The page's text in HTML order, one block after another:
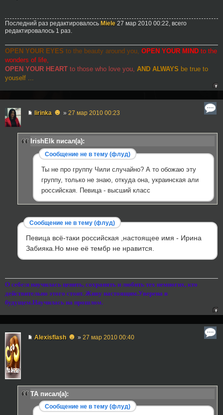
Последний раз редактировалось Miele 27 мар 2010 00:22, всего
редактировалось 1 раз.
OPEN YOUR EYES to the beauty around you, OPEN YOUR MIND to the
wonders of life,
OPEN YOUR HEART to those who love you, AND ALWAYS be true to
youself ...
lirinka ☻ » 27 мар 2010 00:23
IrishElk писал(а):
Сообщение не в тему (флуд)
Ты не про группу Чили случайно? А то обожаю эту
группу, только не знаю, откуда она, украинская али
российская. Певица - высший класс
Сообщение не в тему (флуд)
Певица всё-таки российская ,настоящее имя - Ирина
Забияка.Но мне её тембр не нравится.
О себе:я научилась ценить, сохранять и любить тех немногих, кто
действительно этого стоит. Живу настоящим.Уверена в
будущем.Научилась на прошлом.
Alexisflash ☻ » 27 мар 2010 00:40
TA писал(а):
Сообщение не в тему (флуд)